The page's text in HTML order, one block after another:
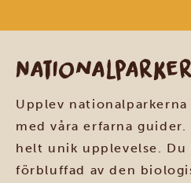
Upplev
med våra erfarna
helt unik upplevelse.
förbluffad av den